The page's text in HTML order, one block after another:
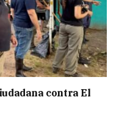
contra El